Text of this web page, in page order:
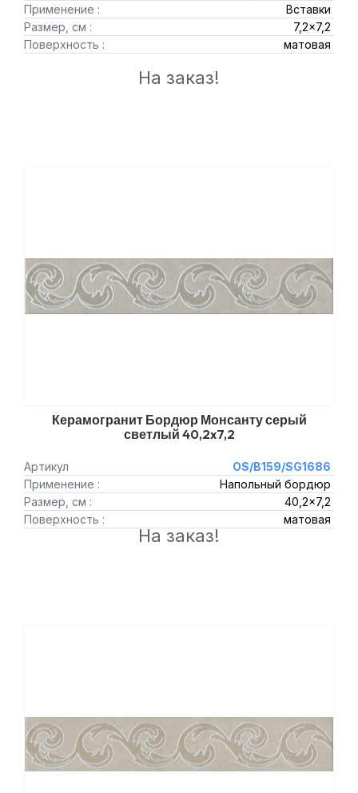
Применение :
Вставки
Размер, см :
7,2x7,2
Поверхность :
матовая
На заказ!
Керамогранит Бордюр Монсанту серый
светлый 40,2x7,2
Артикул
OS/B159/SG1686
Применение :
Напольный бордюр
Размер, см :
40,2x7,2
Поверхность :
матовая
На заказ!